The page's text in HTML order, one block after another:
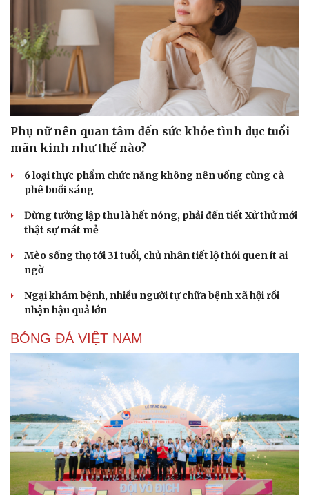
Sức khỏe
Dinh dưỡng - món ngon
Cây thuốc
Sản phụ khoa
Nhi khoa
Làm đẹp - giảm cân
Phòng mạch online
Đời sống
Nhà đẹp
Blog
Tình yêu - Gia đình
Phụ nữ nên quan tâm đến sức khỏe tình dục tuổi
mãn kinh như thế nào?
6 loại thực phẩm chức năng không nên uống cùng cà
phê buổi sáng
Đừng tưởng lập thu là hết nóng, phải đến tiết Xử thử mới
thật sự mát mẻ
Mèo sống thọ tới 31 tuổi, chủ nhân tiết lộ thói quen ít ai
ngờ
Ngại khám bệnh, nhiều người tự chữa bệnh xã hội rồi
nhận hậu quả lớn
BÓNG ĐÁ VIỆT NAM